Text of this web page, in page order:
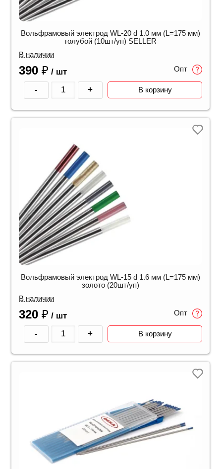
Вольфрамовый электрод WL-20 d 1.0 мм (L=175 мм)
голубой (10шт/уп) SELLER
В наличии
390 ₽ / шт Опт
- + В корзину
Вольфрамовый электрод WL-15 d 1.6 мм (L=175 мм)
золото (20шт/уп)
В наличии
320 ₽ / шт Опт
- + В корзину